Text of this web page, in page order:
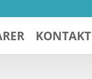
KONTAKT